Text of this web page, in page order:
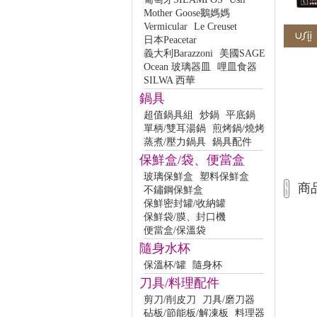
Mother Goose鵝媽媽
Vermicular Le Creuset
日本Peacetar
義大利Barazzoni
美國SAGE
Ocean 玻璃器皿
哩皿食器
SILWA 西華
鍋具
超值鍋具組 炒鍋 平底鍋
單柄/雙耳湯鍋 煎烤鍋/燒烤
蒸煮/壓力鍋具 鍋具配件
保鮮盒/袋、便當盒
玻璃保鮮盒
塑料保鮮盒
不鏽鋼保鮮盒
保鮮密封罐/收納罐
保鮮袋/膜、封口機
便當盒/保溫袋
隨身水杯
保溫杯/罐 隨身杯
刀具/料理配件
剪刀/削皮刀
刀具/磨刀器
砧板/節能板/解凍板
料理器
商